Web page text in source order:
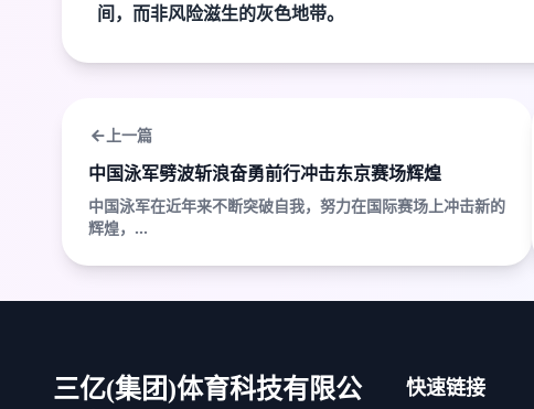
间，而非风险滋生的灰色地带。
上一篇
中国泳军劈波斩浪奋勇前行冲击东京赛场辉煌
中国泳军在近年来不断突破自我，努力在国际赛场上冲击新的
辉煌，...
三亿(集团)体育科技有限公
快速链接